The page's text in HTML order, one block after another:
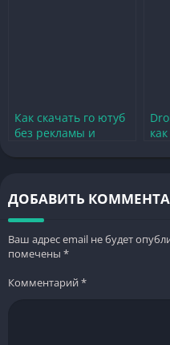
Как скачать го ютуб
без рекламы и
ДОБАВИТЬ
Ваш адрес email не будет
помечены *
Комментарий*